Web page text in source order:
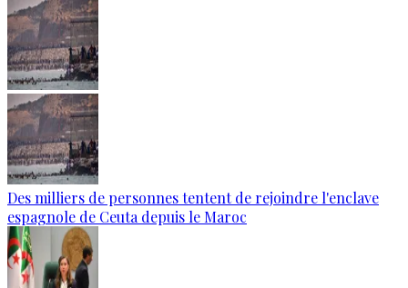
Des milliers de personnes tentent de rejoindre l'enclave
espagnole de Ceuta depuis le Maroc